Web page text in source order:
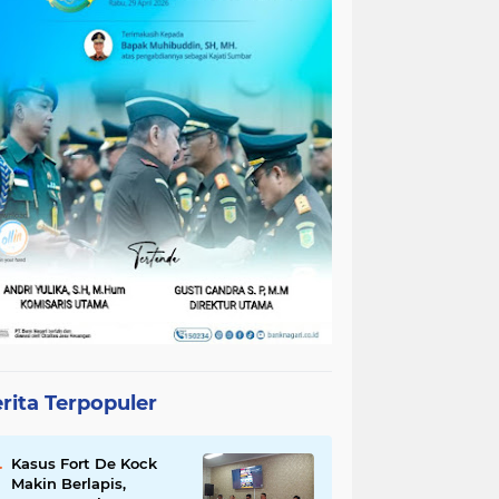
Terpopuler
Kasus Fort De Kock
Makin Berlapis,